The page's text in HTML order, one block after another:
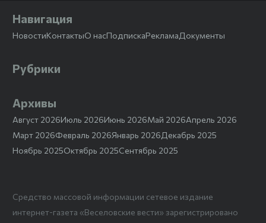
Навигация
НовостиКонтактыО насПодпискаРекламаДокументы
Рубрики
Архивы
Август 2026Июль 2026Июнь 2026Май 2026Апрель 2026
Март 2026Февраль 2026Январь 2026Декабрь 2025
Ноябрь 2025Октябрь 2025Сентябрь 2025
Средство массовой информации сетевое издание
интернет-газета «Веселовские вести» зарегистрировано